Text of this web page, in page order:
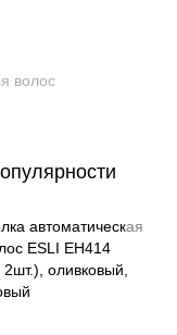
волос